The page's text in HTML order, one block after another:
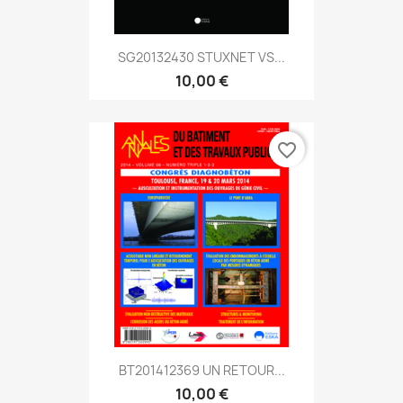
SG20132430 STUXNET VS...
10,00 €
BT201412369 UN RETOUR...
10,00 €
favorite_border